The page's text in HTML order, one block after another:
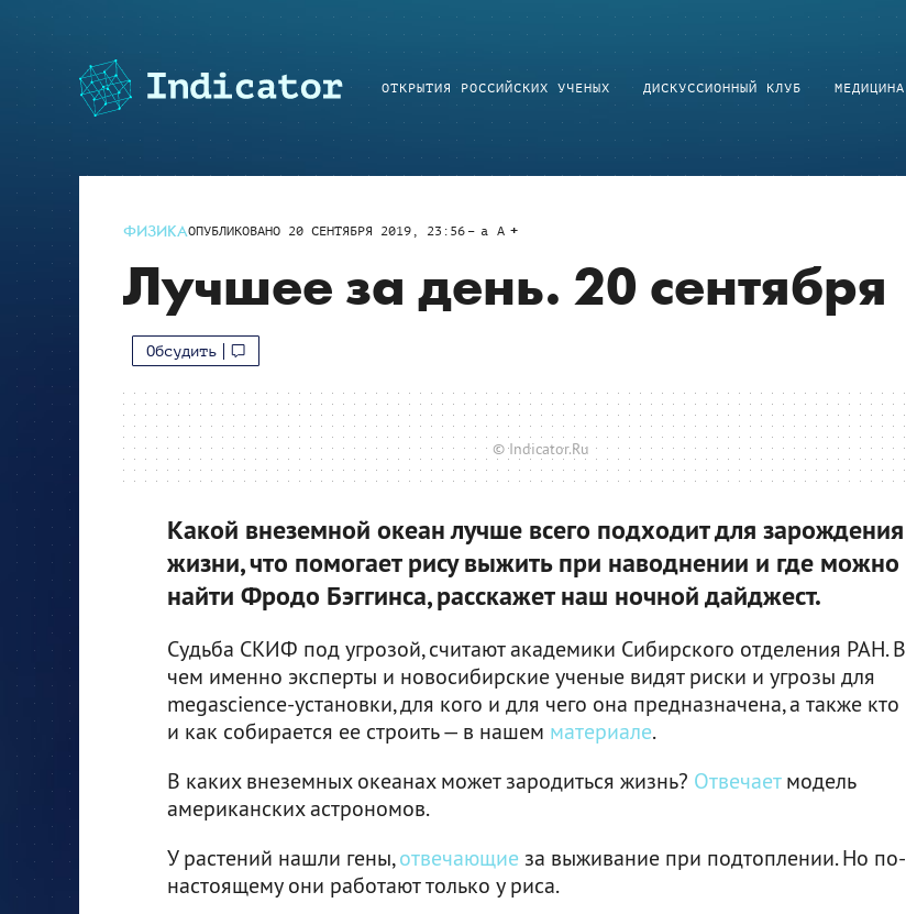
ОТКРЫТИЯ РОССИЙСКИХ УЧЕНЫХ ДИСКУССИОННЫЙ КЛУБ МЕДИЦИНА
ФИЗИКАОПУБЛИКОВАНО 20 СЕНТЯБРЯ 2019, 23:56 a A
Лучшее за день. 20 сентября
Обсудить
© Indicator.Ru
Какой внеземной океан лучше всего подходит для зарождения
жизни, что помогает рису выжить при наводнении и где можно
найти Фродо Бэггинса, расскажет наш ночной дайджест.
Судьба СКИФ под угрозой, считают академики Сибирского отделения РАН. В
чем именно эксперты и новосибирские ученые видят риски и угрозы для
megascience-установки, для кого и для чего она предназначена, а также кто
и как собирается ее строить — в нашем материале.
В каких внеземных океанах может зародиться жизнь? Отвечаетмодель
американских астрономов.
У растений нашли гены,отвечающие за выживание при подтоплении. Но по-
настоящему они работают только у риса.